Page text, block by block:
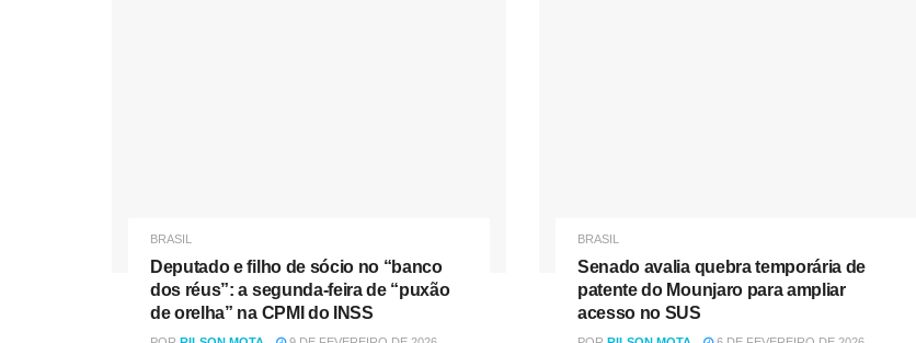
BRASIL
Deputado e filho de sócio no “banco
dos réus”: a segunda-feira de “puxão
de orelha” na CPMI do INSS
BRASIL
Senado avalia quebra temporária de
patente do Mounjaro para ampliar
acesso no SUS